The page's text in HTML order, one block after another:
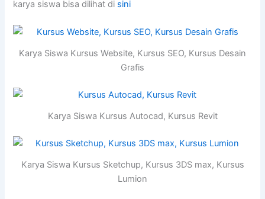
karya siswa bisa dilihat di sini
Karya Siswa Kursus Website, Kursus SEO, Kursus Desain
Grafis
Karya Siswa Kursus Autocad, Kursus Revit
Karya Siswa Kursus Sketchup, Kursus 3DS max, Kursus
Lumion